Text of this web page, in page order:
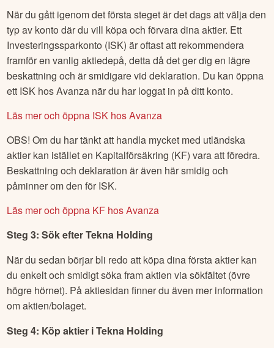
När du gått igenom det första steget är det dags att välja den
typ av konto där du vill köpa och förvara dina aktier. Ett
Investeringssparkonto (ISK) är oftast att rekommendera
framför en vanlig aktiedepå, detta då det ger dig en lägre
beskattning och är smidigare vid deklaration. Du kan öppna
ett ISK hos Avanza när du har loggat in på ditt konto.
Läs mer och öppna ISK hos Avanza
OBS! Om du har tänkt att handla mycket med utländska
aktier kan istället en Kapitalförsäkring (KF) vara att föredra.
Beskattning och deklaration är även här smidig och
påminner om den för ISK.
Läs mer och öppna KF hos Avanza
Steg 3: Sök efterTekna Holding
När du sedan börjar bli redo att köpa dina första aktier kan
du enkelt och smidigt söka fram aktien via sökfältet (övre
högre hörnet). På aktiesidan finner du även mer information
om aktien/bolaget.
Steg 4: Köp aktier iTekna Holding